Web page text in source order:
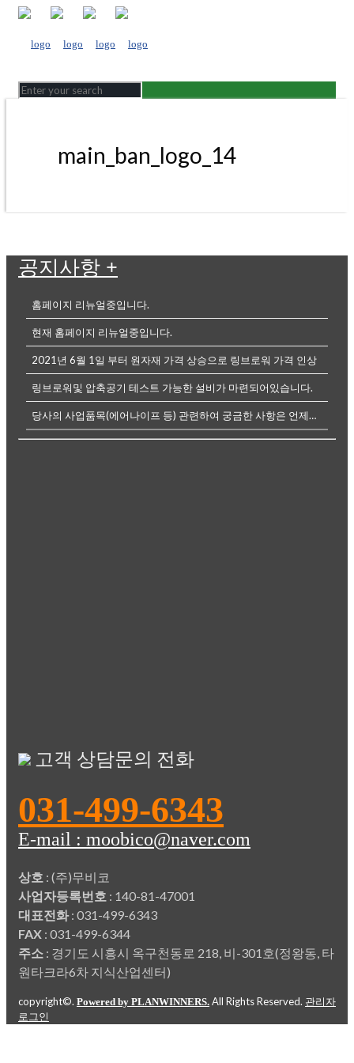
main_ban_logo_14
공지사항 +
홈페이지 리뉴얼중입니다.
현재 홈페이지 리뉴얼중입니다.
2021년 6월 1일 부터 원자재 가격 상승으로 링브로워 가격 인상
링브로워및 압축공기 테스트 가능한 설비가 마련되어있습니다.
당사의 사업품목(에어나이프 등) 관련하여 궁금한 사항은 언제든전화나, 메...
고객 상담문의 전화
031-499-6343
E-mail : moobico@naver.com
상호 : (주)무비코
사업자등록번호 : 140-81-47001
대표전화: 031-499-6343
FAX : 031-499-6344
주소 : 경기도 시흥시 옥구천동로 218, 비-301호(정왕동, 타
원타크라6차 지식산업센터)
copyright©. Powered by PLANWINNERS. All Rights Reserved. 관리자
로그인